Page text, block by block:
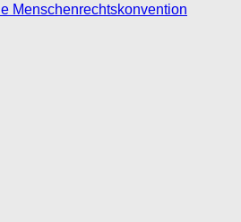
Menschenrechtskonvention